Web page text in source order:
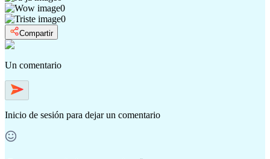
0
0
Compartir
Un comentario
Inicio de sesión para dejar un comentario